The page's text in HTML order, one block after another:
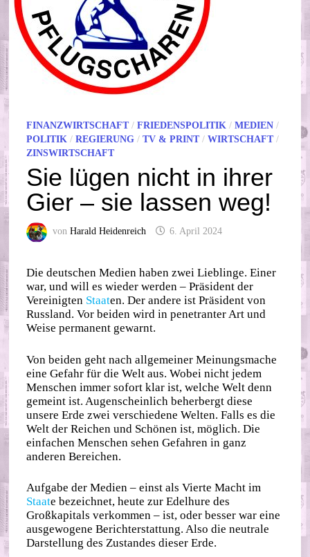
FINANZWIRTSCHAFT/FRIEDENSPOLITIK /MEDIEN /
POLITIK /REGIERUNG /TV & PRINT/WIRTSCHAFT/
ZINSWIRTSCHAFT
Sie lügen nicht in ihrer
Gier – sie lassen weg!
vonHarald Heidenreich 6. April 2024
Die deutschen Medien haben zwei Lieblinge. Einer
war, und will es wieder werden – Präsident der
Vereinigten Staaten. Der andere ist Präsident von
Russland. Vor beiden wird in penetranter Art und
Weise permanent gewarnt.
Von beiden geht nach allgemeiner Meinungsmache
eine Gefahr für die Welt aus. Wobei nicht jedem
Menschen immer sofort klar ist, welche Welt denn
gemeint ist. Augenscheinlich beherbergt diese
unsere Erde zwei verschiedene Welten. Falls es die
Welt der Reichen und Schönen ist, möglich. Die
einfachen Menschen sehen Gefahren in ganz
anderen Bereichen.
Aufgabe der Medien – einst als Vierte Macht im
Staate bezeichnet, heute zur Edelhure des
Großkapitals verkommen – ist, oder besser war eine
ausgewogene Berichterstattung. Also die neutrale
Darstellung des Zustandes dieser Erde.